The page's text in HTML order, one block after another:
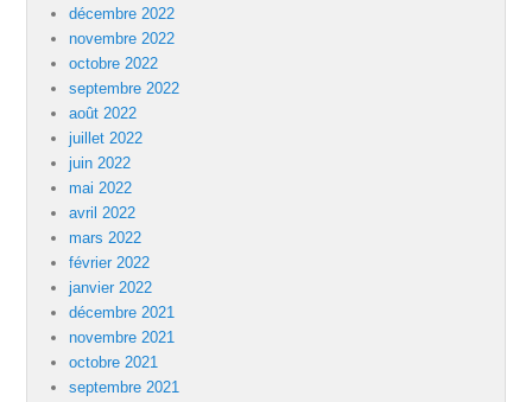
décembre 2022
novembre 2022
octobre 2022
septembre 2022
août 2022
juillet 2022
juin 2022
mai 2022
avril 2022
mars 2022
février 2022
janvier 2022
décembre 2021
novembre 2021
octobre 2021
septembre 2021